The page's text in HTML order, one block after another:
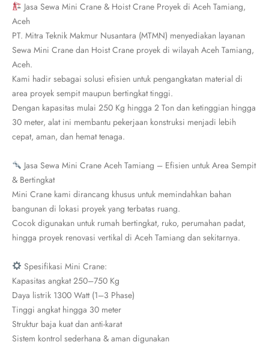
Jasa Sewa Mini Crane & Hoist Crane Proyek di Aceh Tamiang,
Aceh
PT. Mitra Teknik Makmur Nusantara (MTMN) menyediakan layanan
Sewa Mini Crane dan Hoist Crane proyek di wilayah Aceh Tamiang,
Aceh.
Kami hadir sebagai solusi efisien untuk pengangkatan material di
area proyek sempit maupun bertingkat tinggi.
Dengan kapasitas mulai 250 Kg hingga 2 Ton dan ketinggian hingga
30 meter, alat ini membantu pekerjaan konstruksi menjadi lebih
cepat, aman, dan hemat tenaga.
Jasa Sewa Mini Crane Aceh Tamiang – Efisien untuk Area Sempit
& Bertingkat
Mini Crane kami dirancang khusus untuk memindahkan bahan
bangunan di lokasi proyek yang terbatas ruang.
Cocok digunakan untuk rumah bertingkat, ruko, perumahan padat,
hingga proyek renovasi vertikal di Aceh Tamiang dan sekitarnya.
Spesifikasi Mini Crane:
Kapasitas angkat 250–750 Kg
Daya listrik 1300 Watt (1–3 Phase)
Tinggi angkat hingga 30 meter
Struktur baja kuat dan anti-karat
Sistem kontrol sederhana & aman digunakan